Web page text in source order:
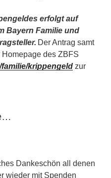
erfolgt auf
Bayern Familie und
Der Antrag samt
des ZBFS
krippengeld zur
Dankeschön all denen
wieder mit Spenden